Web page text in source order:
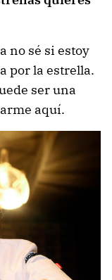
no sé si estoy
por la estrella.
ser una
aquí.